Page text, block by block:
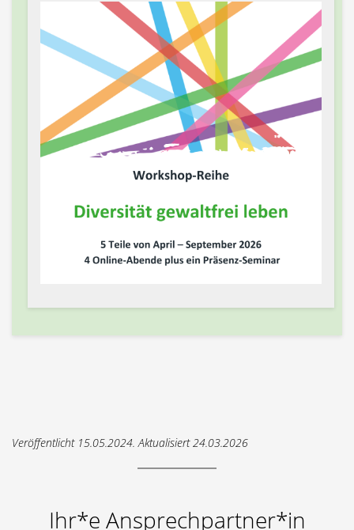
Veröffentlicht 15.05.2024. Aktualisiert 24.03.2026
Ihr*e Ansprechpartner*in